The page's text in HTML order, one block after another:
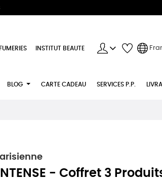
INSTITUT BEAUTE
BLOG CARTE CADEAU SERVICES P.P.
INTENSE - Coffret 3